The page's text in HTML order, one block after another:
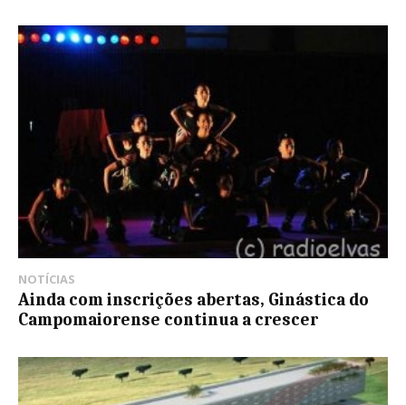
NOTÍCIAS
Ainda com inscrições abertas, Ginástica do
Campomaiorense continua a crescer